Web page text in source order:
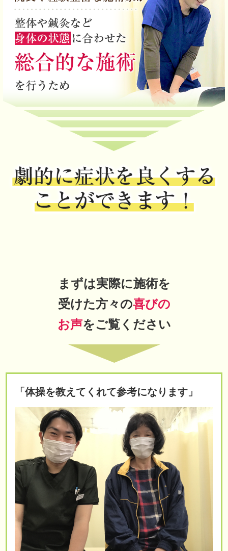
まずは実際に施術を
受けた方々の喜びの
お声をご覧ください
「体操を教えてくれて参考になります」